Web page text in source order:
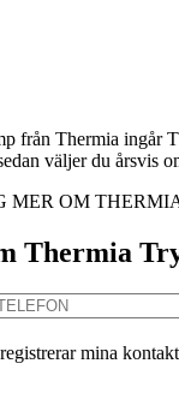
från Thermia ingår
väljer du årsvis
MER OM
Thermia
mina